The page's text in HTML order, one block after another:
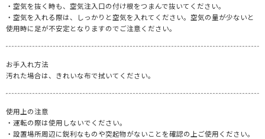
・空気を抜く時も、空気注入口の付け根をつまんで抜いてください。
・空気を入れる際は、しっかりと空気を入れてください。空気の量が少ないと
使用時に足が不安定となりますのでご注意ください。
お手入れ方法
汚れた場合は、きれいな布で拭いてください。
使用上の注意
・運転の際は使用しないでください。
・設置場所周辺に鋭利なものや突起物がないことを確認の上ご使用ください。